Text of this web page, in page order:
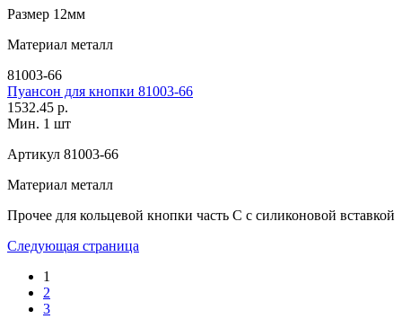
Размер 12мм
Материал металл
81003-66
Пуансон для кнопки 81003-66
1532.45 р.
Мин. 1 шт
Артикул 81003-66
Материал металл
Прочее для кольцевой кнопки часть С с силиконовой вставкой
Следующая страница
1
2
3